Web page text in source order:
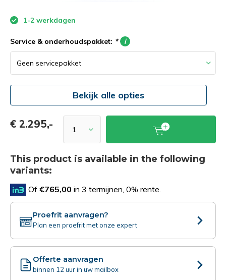
1-2 werkdagen
Service & onderhoudspakket: * i
Bekijk alle opties
€ 2.295,-
This product is available in the following
variants:
Of €765,00 in 3 termijnen, 0% rente.
Proefrit aanvragen?
Plan een proefrit met onze expert
Offerte aanvragen
binnen 12 uur in uw mailbox